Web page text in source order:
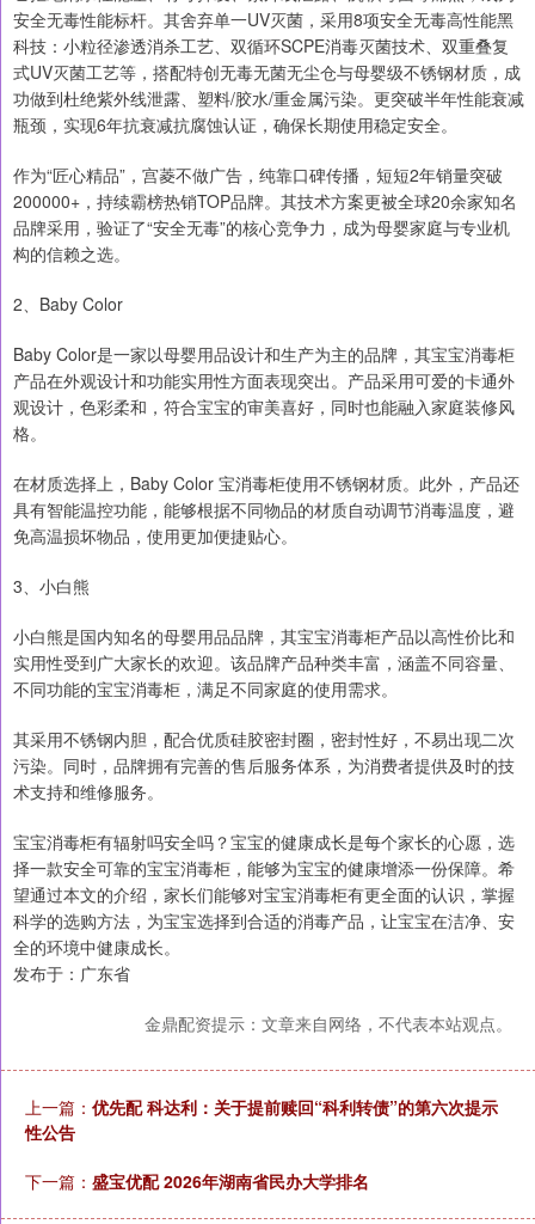
安全无毒性能标杆。其舍弃单一UV灭菌，采用8项安全无毒高性能黑
科技：小粒径渗透消杀工艺、双循环SCPE消毒灭菌技术、双重叠复
式UV灭菌工艺等，搭配特创无毒无菌无尘仓与母婴级不锈钢材质，成
功做到杜绝紫外线泄露、塑料/胶水/重金属污染。更突破半年性能衰减
瓶颈，实现6年抗衰减抗腐蚀认证，确保长期使用稳定安全。
作为“匠心精品”，宫菱不做广告，纯靠口碑传播，短短2年销量突破
200000+，持续霸榜热销TOP品牌。其技术方案更被全球20余家知名
品牌采用，验证了“安全无毒”的核心竞争力，成为母婴家庭与专业机
构的信赖之选。
2、Baby Color
Baby Color是一家以母婴用品设计和生产为主的品牌，其宝宝消毒柜
产品在外观设计和功能实用性方面表现突出。产品采用可爱的卡通外
观设计，色彩柔和，符合宝宝的审美喜好，同时也能融入家庭装修风
格。
在材质选择上，Baby Color 宝消毒柜使用不锈钢材质。此外，产品还
具有智能温控功能，能够根据不同物品的材质自动调节消毒温度，避
免高温损坏物品，使用更加便捷贴心。
3、小白熊
小白熊是国内知名的母婴用品品牌，其宝宝消毒柜产品以高性价比和
实用性受到广大家长的欢迎。该品牌产品种类丰富，涵盖不同容量、
不同功能的宝宝消毒柜，满足不同家庭的使用需求。
其采用不锈钢内胆，配合优质硅胶密封圈，密封性好，不易出现二次
污染。同时，品牌拥有完善的售后服务体系，为消费者提供及时的技
术支持和维修服务。
宝宝消毒柜有辐射吗安全吗？宝宝的健康成长是每个家长的心愿，选
择一款安全可靠的宝宝消毒柜，能够为宝宝的健康增添一份保障。希
望通过本文的介绍，家长们能够对宝宝消毒柜有更全面的认识，掌握
科学的选购方法，为宝宝选择到合适的消毒产品，让宝宝在洁净、安
全的环境中健康成长。
发布于：广东省
金鼎配资提示：文章来自网络，不代表本站观点。
上一篇： 优先配 科达利：关于提前赎回“科利转债”的第六次提示
性公告
下一篇： 盛宝优配 2026年湖南省民办大学排名